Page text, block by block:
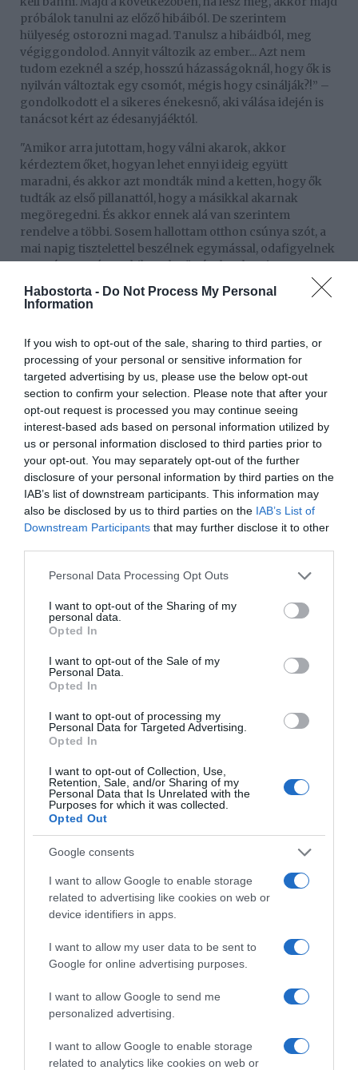
Habostorta - Do Not Process My Personal
Information
If you wish to opt-out of the sale, sharing to third parties, or
processing of your personal or sensitive information for
targeted advertising by us, please use the below opt-out
section to confirm your selection. Please note that after your
opt-out request is processed you may continue seeing
interest-based ads based on personal information utilized by
us or personal information disclosed to third parties prior to
your opt-out. You may separately opt-out of the further
disclosure of your personal information by third parties on the
IAB’s list of downstream participants. This information may
also be disclosed by us to third parties on the IAB’s List of
Downstream Participants that may further disclose it to other
Please note that this website/app uses one or more Google
not limited to your visit or usage behaviour. You may click to
grant or deny consent to Google and its third-party tags to
use your data for below specified purposes in below Google
consent section.
Personal Data Processing Opt Outs
I want to opt-out of the Sharing of my
personal data.
Opted In
I want to opt-out of the Sale of my
Personal Data.
Opted In
I want to opt-out of processing my
Personal Data for Targeted Advertising.
Opted In
I want to opt-out of Collection, Use,
Retention, Sale, and/or Sharing of my
Personal Data that Is Unrelated with the
Purposes for which it was collected.
Opted Out
Google consents
I want to allow Google to enable storage
related to advertising like cookies on web or
device identifiers in apps.
I want to allow my user data to be sent to
Google for online advertising purposes.
I want to allow Google to send me
personalized advertising.
I want to allow Google to enable storage
related to analytics like cookies on web or
próbálok tanulni az előző hibáiból. De szerintem
hülyeség ostorozni magad. Tanulsz a hibáidból, meg
végiggondolod. Annyit változik az ember... Azt nem
tudom ezeknél a szép, hosszú házasságoknál, hogy ők is
nyilván változtak egy csomót, mégis hogy csinálják?!” –
gondolkodott el a sikeres énekesnő, aki válása idején is
tanácsot kért az édesanyjáéktól.
"Amikor arra jutottam, hogy válni akarok, akkor
kérdeztem őket, hogyan lehet ennyi ideig együtt
maradni, és akkor azt mondták mind a ketten, hogy ők
tudták az első pillanattól, hogy a másikkal akarnak
megöregedni. És akkor ennek alá van szerintem
rendelve a többi. Sosem hallottam otthon csúnya szót, a
mai napig tisztelettel beszélnek egymással, odafigyelnek
egymásra, egészen hihetetlen"– árulta el Kati.
Ám mindez már a múlt, kesergésre nincs oka az
énekesnőnek, aki a műsorban vallott arról is, hogyan
karácsony.
„Két bátyám van, nálunk volt mindenki, a rokonok, a
nagyszülők, a nagynénik, a nagybácsik, unokatesók, a
szomszéd. Úgy szoktuk, ahogy sok magyar család. Sokan
összegyűlünk. Mondjuk az a többi családban nem
mindenhol van, hogy az édesapám lecsücsül a
zongorához, és akkor énekelünk. Akkor mindenki kicsit
sírdogál, ha tesóm énekel, akkor inkább röhögünk.
Utána nagy ölelések, nagy kajálások, nagy röhögések,
rettenetes begjli-kóma. Ilyen őrült módon, de szerintem
ez jó” – tette hozzá Wolf Kati.
Megosztás: Facebook
Korábbi bejegyzések Következő bejegyzés
HASONLÓ BEJEGYZÉSEK